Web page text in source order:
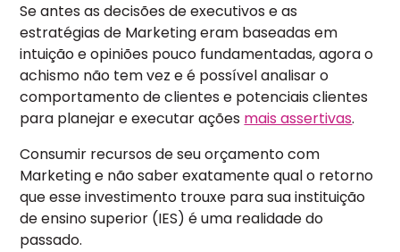
Se antes as decisões de executivos e as
estratégias de Marketing eram baseadas em
intuição e opiniões pouco fundamentadas, agora o
achismo não tem vez e é possível analisar o
comportamento de clientes e potenciais clientes
para planejar e executar ações mais assertivas.
Consumir recursos de seu orçamento com
Marketing e não saber exatamente qual o retorno
que esse investimento trouxe para sua instituição
de ensino superior (IES) é uma realidade do
passado.